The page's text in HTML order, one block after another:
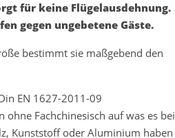
für keine Flügelausdehnung.
gegen ungebetene Gäste.
bestimmt sie maßgebend den
EN 1627-2011-09
Fachchinesisch auf was es bei
Kunststoff oder Aluminium haben